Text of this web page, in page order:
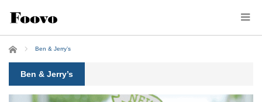
ホーム Ben & Jerry’s
Ben & Jerry’s